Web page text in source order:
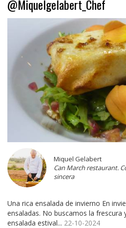
@Miquelgelabert_Chef
Miquel Gelabert
Can March restaurant.
sincera
Una rica ensalada de invierno En
ensaladas. No buscamos la frescura
ensalada estival... 22-10-2024